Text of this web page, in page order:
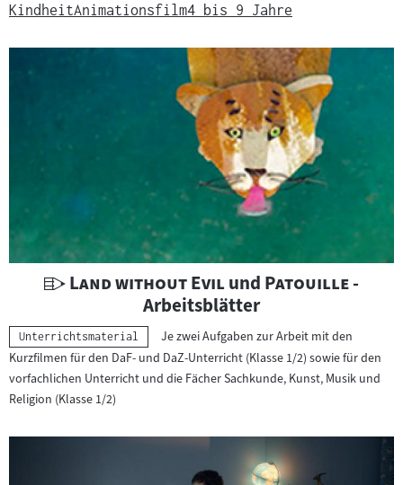
KindheitAnimationsfilm4 bis 9 Jahre
U
t
e
r
r
c
"
Land without Evil "
und "
Patouille"
-
Arbeitsblätter
Kategorie:
Unterrichtsmaterial
Je zwei Aufgaben zur Arbeit mit den
Kurzfilmen für den DaF- und DaZ-Unterricht (Klasse 1/2) sowie für den
vorfachlichen Unterricht und die Fächer Sachkunde, Kunst, Musik und
Religion (Klasse 1/2)